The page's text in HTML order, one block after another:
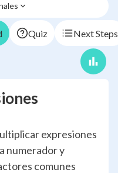
Quiz Next Steps
expresiones
numerador y
comunes